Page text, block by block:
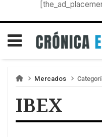
Mercados
IBEX